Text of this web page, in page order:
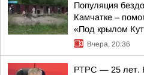
Популяция
Камчатке –
«Под крылом
Вчера, 20:36
РТРС — 25 лет.